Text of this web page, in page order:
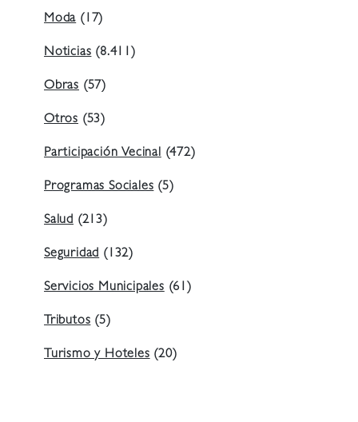
Moda(17)
Noticias(8.411)
Obras (57)
Otros (53)
Participación Vecinal(472)
Programas Sociales(5)
Salud (213)
Seguridad(132)
Servicios Municipales(61)
Tributos(5)
Turismo y Hoteles(20)